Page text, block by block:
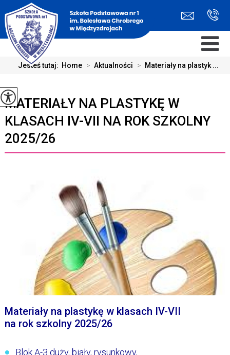
Jesteś tutaj: Home > Aktualności > Materiały na plastyk ...
MATERIAŁY NA PLASTYKĘ W
KLASACH IV-VII NA ROK SZKOLNY
2025/26
Materiały na plastykę w klasach IV-VII
na rok szkolny 2025/26
Blok A-3 duży, biały, rysunkowy,